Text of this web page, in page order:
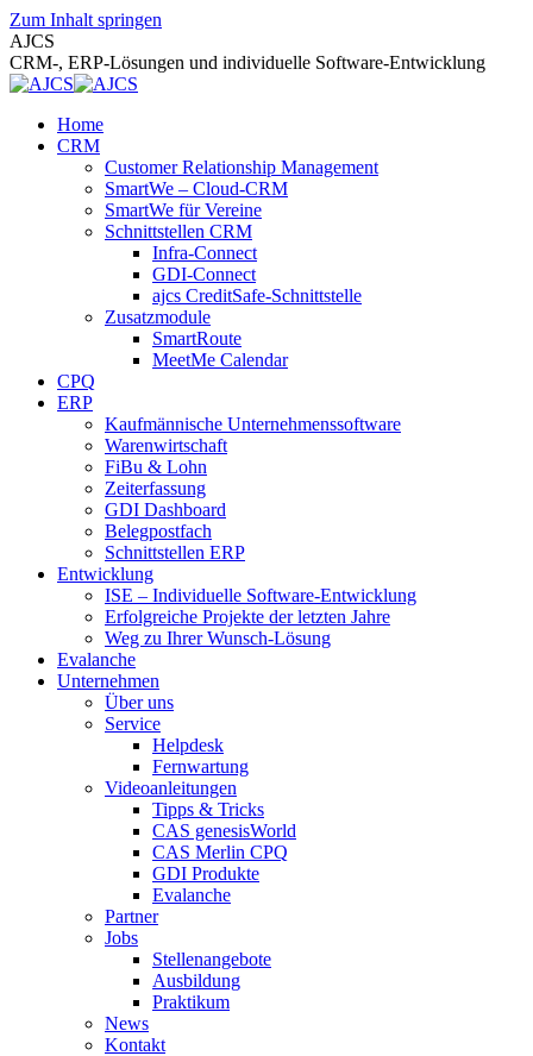
Zum Inhalt springen
AJCS
CRM-, ERP-Lösungen und individuelle Software-Entwicklung
Home
CRM
Customer Relationship Management
SmartWe – Cloud-CRM
SmartWe für Vereine
Schnittstellen CRM
Infra-Connect
GDI-Connect
ajcs CreditSafe-Schnittstelle
Zusatzmodule
SmartRoute
MeetMe Calendar
CPQ
ERP
Kaufmännische Unternehmenssoftware
Warenwirtschaft
FiBu & Lohn
Zeiterfassung
GDI Dashboard
Belegpostfach
Schnittstellen ERP
Entwicklung
ISE – Individuelle Software-Entwicklung
Erfolgreiche Projekte der letzten Jahre
Weg zu Ihrer Wunsch-Lösung
Evalanche
Unternehmen
Über uns
Service
Helpdesk
Fernwartung
Videoanleitungen
Tipps & Tricks
CAS genesisWorld
CAS Merlin CPQ
GDI Produkte
Evalanche
Partner
Jobs
Stellenangebote
Ausbildung
Praktikum
News
Kontakt